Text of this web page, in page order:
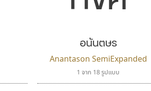
อนันตษร
Anantason SemiExpanded
1 จาก 18 รูปแบบ